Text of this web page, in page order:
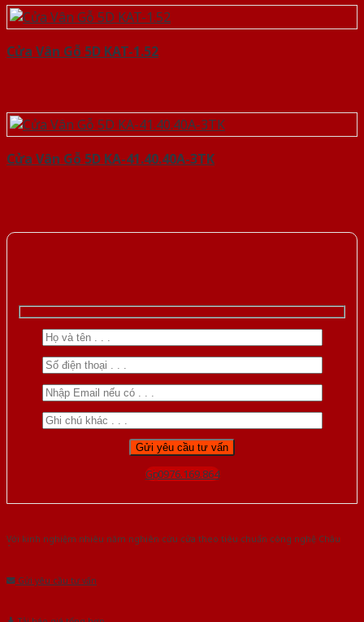
Cửa Vân Gỗ 5D KAT-1.52
Cửa Vân Gỗ 5D KA-41.40.40A-3TK
Gọi 0976.169.864
Với kinh nghiệm nhiêu năm nghiên cứu cửa theo tiêu chuẩn công nghệ Châu
Âu.Chúng tôi tự tin là nhà sản xuất & cung cấp hàng đầu tại Việt Nam!
Gửi yêu cầu tư vấn